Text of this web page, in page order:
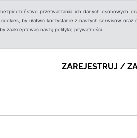
przetwarzania ich danych osobowych
by ułatwić korzystanie z naszych serwisów
zaakceptować naszą politykę prywatności.
ZAREJESTRUJ /